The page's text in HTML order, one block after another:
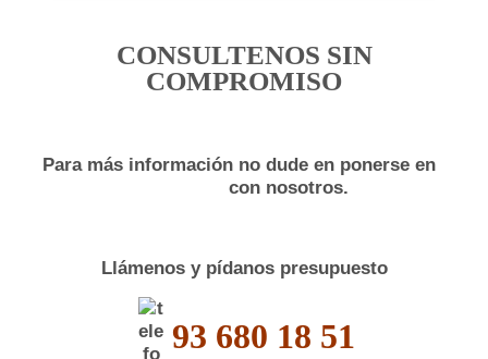
CONSULTENOS SIN
COMPROMISO
Para más información no dude en ponerse en
con nosotros.
Llámenos y pídanos presupuesto
93 680 18 51